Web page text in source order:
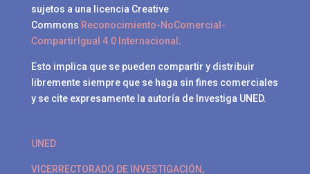
sujetos a una licencia Creative
Commons Reconocimiento-NoComercial-
CompartirIgual 4.0 Internacional .
Esto implica que se pueden compartir y distribuir
libremente siempre que se haga sin fines comerciales
y se cite expresamente la autoría de Investiga UNED.
UNED
VICERRECTORADO DE INVESTIGACIÓN,